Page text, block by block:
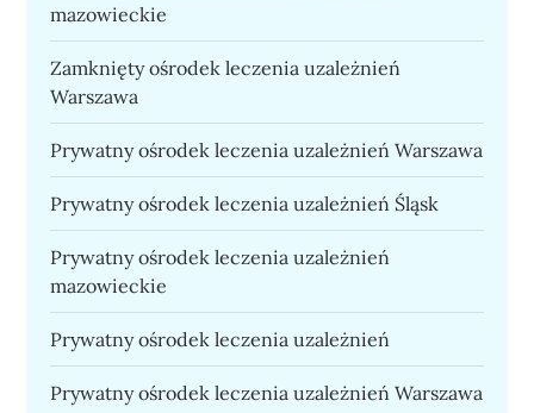
mazowieckie
Zamknięty ośrodek leczenia uzależnień
Warszawa
Prywatny ośrodek leczenia uzależnień Warszawa
Prywatny ośrodek leczenia uzależnień Śląsk
Prywatny ośrodek leczenia uzależnień
mazowieckie
Prywatny ośrodek leczenia uzależnień
Prywatny ośrodek leczenia uzależnień Warszawa